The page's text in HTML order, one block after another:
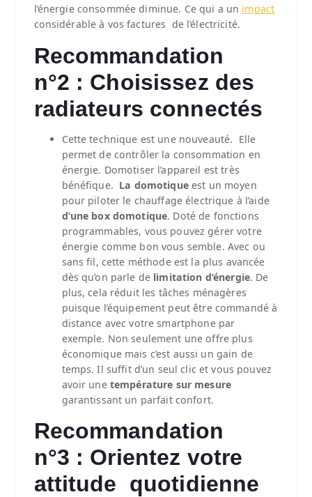
l’énergie consommée diminue. Ce qui a un impact
considérable à vos factures de l’électricité.
Recommandation
n°2 : Choisissez des
radiateurs connectés
Cette technique est une nouveauté. Elle
permet de contrôler la consommation en
énergie. Domotiser l’appareil est très
bénéfique. La domotiqueest un moyen
pour piloter le chauffage électrique à l’aide
d’une box domotique. Doté de fonctions
programmables, vous pouvez gérer votre
énergie comme bon vous semble. Avec ou
sans fil, cette méthode est la plus avancée
dès qu’on parle de limitation d’énergie. De
plus, cela réduit les tâches ménagères
puisque l’équipement peut être commandé à
distance avec votre smartphone par
exemple. Non seulement une offre plus
économique mais c’est aussi un gain de
temps. Il suffit d’un seul clic et vous pouvez
avoir une température sur mesure
garantissant un parfait confort.
Recommandation
n°3 : Orientez votre
attitude quotidienne